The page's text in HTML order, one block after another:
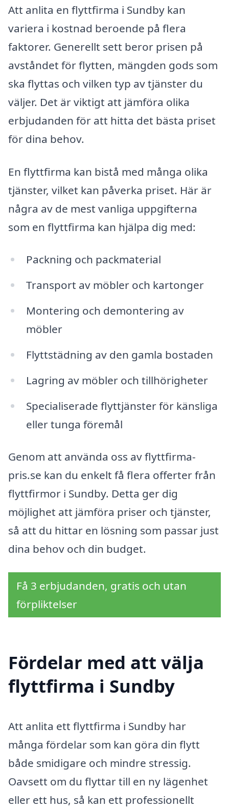
Att anlita en flyttfirma i Sundby kan
variera i kostnad beroende på flera
faktorer. Generellt sett beror prisen på
avståndet för flytten, mängden gods som
ska flyttas och vilken typ av tjänster du
väljer. Det är viktigt att jämföra olika
erbjudanden för att hitta det bästa priset
för dina behov.
En flyttfirma kan bistå med många olika
tjänster, vilket kan påverka priset. Här är
några av de mest vanliga uppgifterna
som en flyttfirma kan hjälpa dig med:
Packning och packmaterial
Transport av möbler och kartonger
Montering och demontering av
möbler
Flyttstädning av den gamla bostaden
Lagring av möbler och tillhörigheter
Specialiserade flyttjänster för känsliga
eller tunga föremål
Genom att använda oss av flyttfirma-
pris.se kan du enkelt få flera offerter från
flyttfirmor i Sundby. Detta ger dig
möjlighet att jämföra priser och tjänster,
så att du hittar en lösning som passar just
dina behov och din budget.
Få 3 erbjudanden, gratis och utan
förpliktelser
Fördelar med att välja
flyttfirma i Sundby
Att anlita ett flyttfirma i Sundby har
många fördelar som kan göra din flytt
både smidigare och mindre stressig.
Oavsett om du flyttar till en ny lägenhet
eller ett hus, så kan ett professionellt